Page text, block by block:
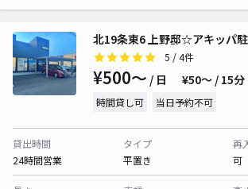
北19条東6 上野邸☆アキッパ
5 / 4件
¥500〜 / 日 ¥50〜 / 15分
時間貸し可 当日予約不可
貸出時間
24時間営業
タイプ
平置き
再
可